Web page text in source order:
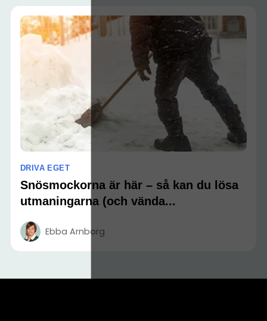
DRIVA EGET
Snösmockorna är här – så kan du lösa
utmaningarna (och vända...
Ebba Arnborg